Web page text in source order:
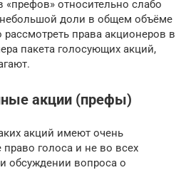
«префов» относительно слабо
доли в общем объёме
права акционеров в
пакета голосующих акций,
акции (префы)
акций имеют очень
право голоса и не во всех
обсуждении вопроса о